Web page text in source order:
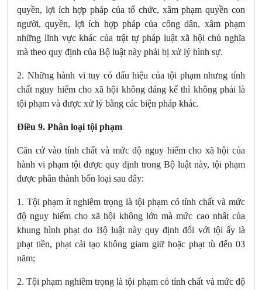
quyền, lợi ích hợp pháp của tổ chức, xâm phạm quyền con
người, quyền, lợi ích hợp pháp của công dân, xâm phạm
những lĩnh vực khác của trật tự pháp luật xã hội chủ nghĩa
mà theo quy định của Bộ luật này phải bị xử lý hình sự.
2. Những hành vi tuy có dấu hiệu của tội phạm nhưng tính
chất nguy hiểm cho xã hội không đáng kể thì không phải là
tội phạm và được xử lý bằng các biện pháp khác.
Điều 9. Phân loại tội phạm
Căn cứ vào tính chất và mức độ nguy hiểm cho xã hội của
hành vi phạm tội được quy định trong Bộ luật này, tội phạm
được phân thành bốn loại sau đây:
1. Tội phạm ít nghiêm trọng là tội phạm có tính chất và mức
độ nguy hiểm cho xã hội không lớn mà mức cao nhất của
khung hình phạt do Bộ luật này quy định đối với tội ấy là
phạt tiền, phạt cải tạo không giam giữ hoặc phạt tù đến 03
năm;
2. Tội phạm nghiêm trọng là tội phạm có tính chất và mức độ